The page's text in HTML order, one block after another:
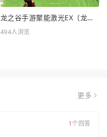
龙之谷手游聚能激光EX（龙之谷FC）
494人浏览
更多
1个回答